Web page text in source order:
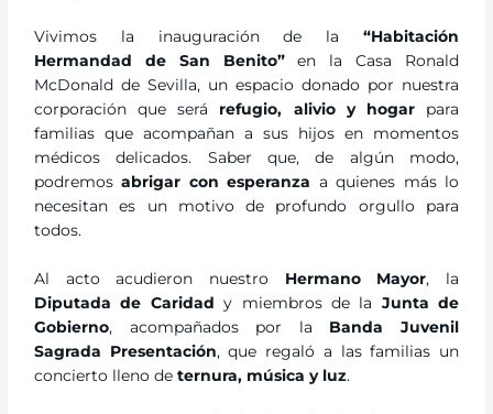
Vivimos la inauguración de la “Habitación
Hermandad de San Benito”en la Casa Ronald
McDonald de Sevilla, un espacio donado por nuestra
corporación que será refugio, alivio y hogarpara
familias que acompañan a sus hijos en momentos
médicos delicados. Saber que, de algún modo,
podremosabrigar con esperanza a quienes más lo
necesitan es un motivo de profundo orgullo para
todos.
Al acto acudieron nuestro Hermano Mayor, la
Diputada de Caridad y miembros de la Junta de
Gobierno, acompañados por la Banda Juvenil
Sagrada Presentación, que regaló a las familias un
concierto lleno deternura, música y luz.